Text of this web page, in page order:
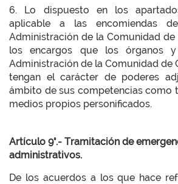
6. Lo dispuesto en los
aplicable a las encomiendas
Administración de la Comunidad
los encargos que los órganos
Administración de la Comunidad de
tengan el carácter de poderes
ámbito de sus competencias como
medios propios personificados.
Artículo 9°.- Tramitación de
administrativos.
De los acuerdos a los que hace